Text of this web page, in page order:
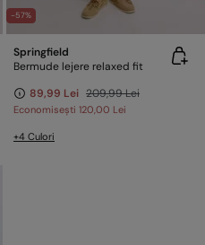
-57%
Springfield
Bermude lejere relaxed fit
89,99 Lei 209,99 Lei
Economisești 120,00 Lei
+4 Culori